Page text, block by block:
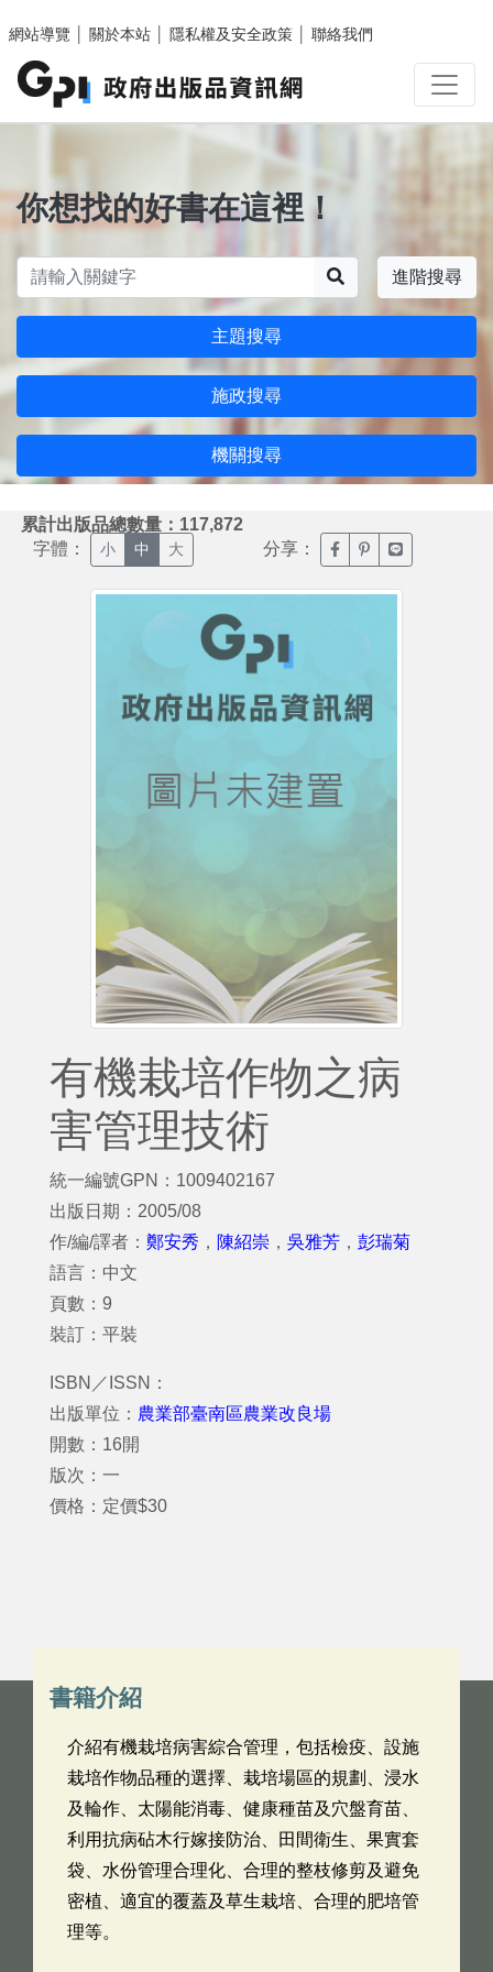
網站導覽
關於本站 隱私權及安全政策 聯絡我們
你想找的好書在這裡！
進階搜尋
主題搜尋
施政搜尋
機關搜尋
累計出版品總數量：117,872
字體： 小 中 大 分享： 臉書分享(另開新視窗)
噗浪分享(另開新
Line分享(另
有機栽培作物之病
害管理技術
統一編號GPN：1009402167
出版日期：2005/08
作/編/譯者： 鄭安秀 ， 陳紹崇 ， 吳雅芳 ， 彭瑞菊
語言：中文
頁數：9
裝訂：平裝
ISBN／ISSN：
出版單位： 農業部臺南區農業改良場
開數：16開
版次：一
價格：定價$30
書籍介紹
介紹有機栽培病害綜合管理，包括檢疫、設施
栽培作物品種的選擇、栽培場區的規劃、浸水
及輪作、太陽能消毒、健康種苗及穴盤育苗、
利用抗病砧木行嫁接防治、田間衛生、果實套
袋、水份管理合理化、合理的整枝修剪及避免
密植、適宜的覆蓋及草生栽培、合理的肥培管
理等。